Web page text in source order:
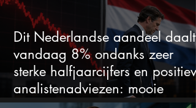
Dit Nederlandse aandeel daalt
vandaag 8% ondanks zeer
sterke halfjaarcijfers en positieve
analistenadviezen: mooie